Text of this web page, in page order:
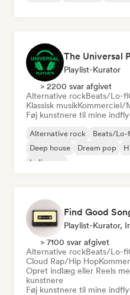
The Universal
Playlist-Kurator
> 2200 svar afgivet
Alternative rockBeats/Lo-fi
Klassisk musikKommerciel/
Føj kunstnere til mine
Alternative rock Beats/Lo-
Deep house
Dream pop
Indie-pop
Find Good
> 7100 svar afgivet
Alternative rockBeats/Lo-fi
Cloud Rap/Hip Hop
Opret indlæg eller Reels
kunstnere
Føj kunstnere til mine